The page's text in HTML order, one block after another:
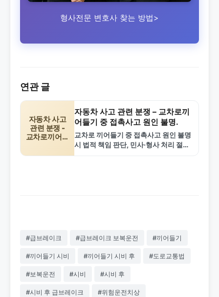
형사전문 변호사 찾는 방법>
연관 글
자동차 사고
관련 분쟁 -
교차로끼어들
접촉사고
자동차 사고 관련 분쟁 – 교차로끼
어들기 중 접촉사고 원인 불명.
교차로 끼어들기 중 접촉사고 원인 불명
시 법적 책임 판단, 민사·형사 처리 절차,
#급브레이크 #급브레이크 보복운전 #끼어들기
#끼어들기 시비 #끼어들기 시비 후 #도로교통법
#보복운전 #시비 #시비 후
#시비 후 급브레이크 #위험운전치상